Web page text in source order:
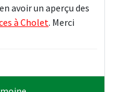
avoir un aperçu des
à Cholet. Merci